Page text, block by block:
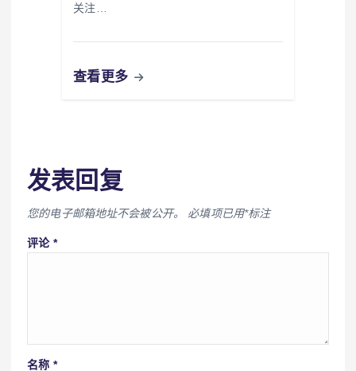
关注…
查看更多
发表回复
您的电子邮箱地址不会被公开。 必填项已用*标注
评论 *
名称 *